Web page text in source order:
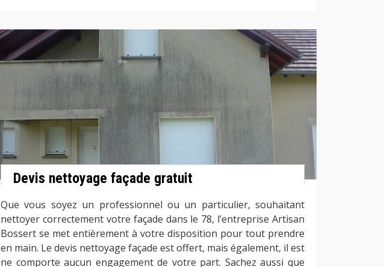
Devis nettoyage façade gratuit
Que vous soyez un professionnel ou un particulier, souhaitant
nettoyer correctement votre façade dans le 78, l’entreprise Artisan
Bossert se met entièrement à votre disposition pour tout prendre
en main. Le devis nettoyage façade est offert, mais également, il est
ne comporte aucun engagement de votre part. Sachez aussi que